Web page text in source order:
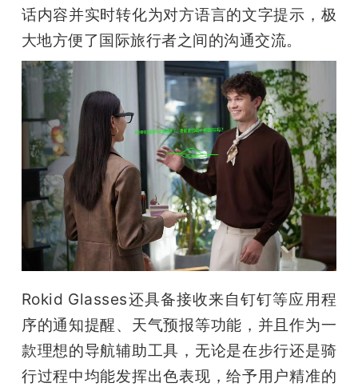
话内容并实时转化为对方语言的文字提示，极
大地方便了国际旅行者之间的沟通交流。
Rokid Glasses还具备接收来自钉钉等应用程
序的通知提醒、天气预报等功能，并且作为一
款理想的导航辅助工具，无论是在步行还是骑
行过程中均能发挥出色表现，给予用户精准的